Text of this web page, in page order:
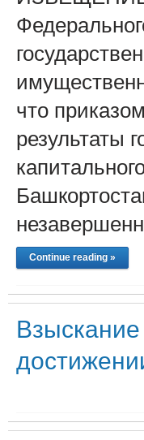
что
результаты
Continue reading »